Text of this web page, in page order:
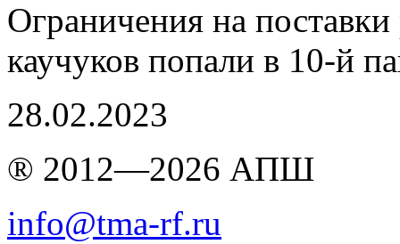
Ограничения на
каучуков попали в 10-й
28.02.2023
® 2012—2026 АПШ
info@tma-rf.ru